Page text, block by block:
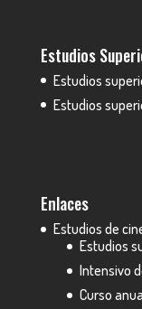
Estudios
Estudios
Estudios
Enlaces
Estudios de
Estudios
Intensivo
Curso